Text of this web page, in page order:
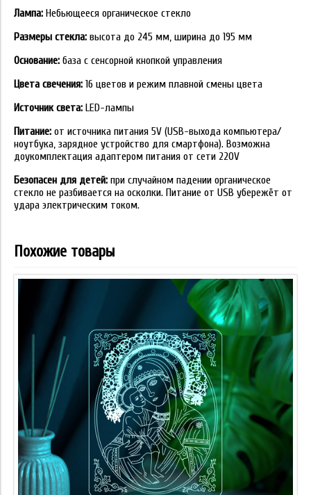
Лампа: Небьющееся органическое стекло
Размеры стекла: высота до 245 мм, ширина до 195 мм
Основание: база с сенсорной кнопкой управления
Цвета свечения: 16 цветов и режим плавной смены цвета
Источник света: LED-лампы
Питание: от источника питания 5V (USB-выхода компьютера/
ноутбука, зарядное устройство для смартфона). Возможна
доукомплектация адаптером питания от сети 220V
Безопасен для детей: при случайном падении органическое
стекло не разбивается на осколки. Питание от USB убережёт от
удара электрическим током.
Похожие товары